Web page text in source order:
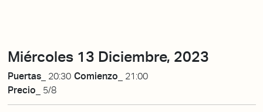
Miércoles 13 Diciembre, 2023
Puertas_ 20:30 Comienzo_ 21:00
Precio_ 5/8